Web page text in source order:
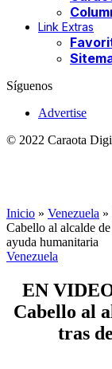
Link Extras
Síguenos
Advertise
© 2022 Caraota
Inicio » Venezuela »
Cabello al alcalde
ayuda humanitaria
Venezuela
EN
Cabello al
tras